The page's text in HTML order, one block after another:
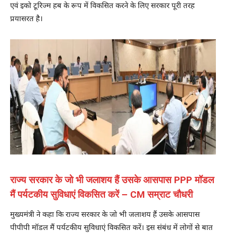
एवं इको टूरिज्म हब के रूप में विकसित करने के लिए सरकार पूरी तरह
प्रयासरत है।
राज्य सरकार के जो भी जलाशय हैं उसके आसपास PPP मॉडल
मैं पर्यटकीय सुविधाएं विकसित करें – CM सम्राट चौधरी
मुख्यमंत्री ने कहा कि राज्य सरकार के जो भी जलाशय हैं उसके आसपास
पीपीपी मॉडल मैं पर्यटकीय सुविधाएं विकसित करें। इस संबंध में लोगों से बात